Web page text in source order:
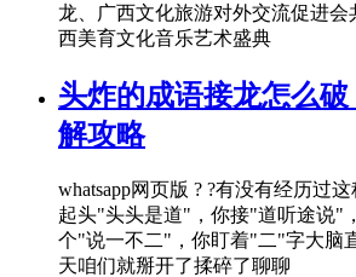
龙、广西文化旅游对外交流促进会
西美育文化音乐艺术盛典
头炸的成语接龙怎么
解攻略
whatsapp网页版 ? ?有没有经历过
起头"头头是道"，你接"道听途说"
个"说一不二"，你盯着"二"字大脑
天咱们就掰开了揉碎了聊聊